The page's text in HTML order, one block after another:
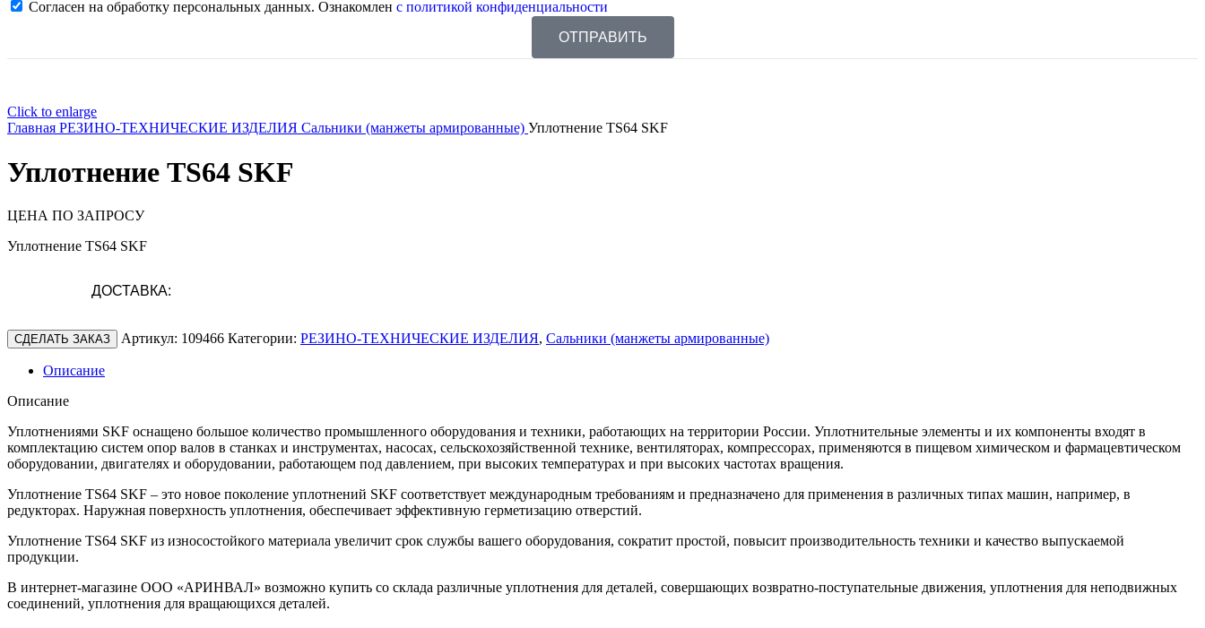
Согласен на обработку персональных данных. Ознакомлен с политикой конфиденциальности
ОТПРАВИТЬ
Click to enlarge
Главная РЕЗИНО-ТЕХНИЧЕСКИЕ ИЗДЕЛИЯ Сальники (манжеты армированные) Уплотнение TS64 SKF
Уплотнение TS64 SKF
ЦЕНА ПО ЗАПРОСУ
Уплотнение TS64 SKF
ДОСТАВКА:
СДЕЛАТЬ ЗАКАЗ Артикул: 109466 Категории: РЕЗИНО-ТЕХНИЧЕСКИЕ ИЗДЕЛИЯ, Сальники (манжеты армированные)
Описание
Описание
Уплотнениями SKF оснащено большое количество промышленного оборудования и техники, работающих на территории России. Уплотнительные элементы и их компоненты входят в
комплектацию систем опор валов в станках и инструментах, насосах, сельскохозяйственной технике, вентиляторах, компрессорах, применяются в пищевом химическом и фармацевтическом
оборудовании, двигателях и оборудовании, работающем под давлением, при высоких температурах и при высоких частотах вращения.
Уплотнение TS64 SKF – это новое поколение уплотнений SKF соответствует международным требованиям и предназначено для применения в различных типах машин, например, в
редукторах. Наружная поверхность уплотнения, обеспечивает эффективную герметизацию отверстий.
Уплотнение TS64 SKF из износостойкого материала увеличит срок службы вашего оборудования, сократит простой, повысит производительность техники и качество выпускаемой
продукции.
В интернет-магазине ООО «АРИНВАЛ» возможно купить со склада различные уплотнения для деталей, совершающих возвратно-поступательные движения, уплотнения для неподвижных
соединений, уплотнения для вращающихся деталей.